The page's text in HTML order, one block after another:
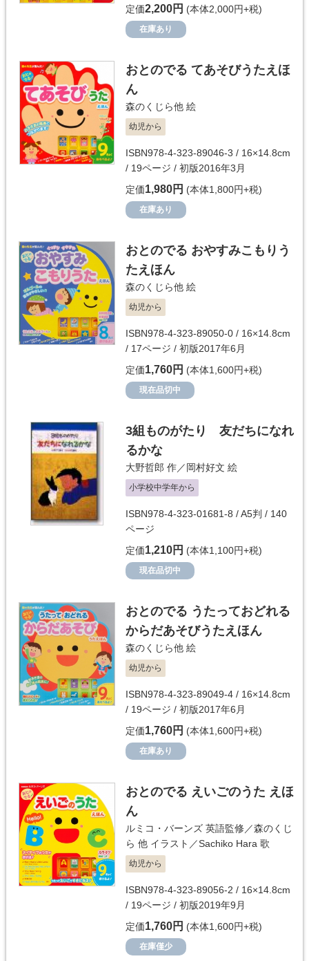
定価2,200円 (本体2,000円+税)
在庫あり
おとのでる てあそびうたえほ
ん
森のくじら他 絵
幼児から
ISBN978-4-323-89046-3 / 16×14.8cm
/ 19ページ / 初版2016年3月
定価1,980円 (本体1,800円+税)
在庫あり
おとのでる おやすみこもりう
たえほん
森のくじら他 絵
幼児から
ISBN978-4-323-89050-0 / 16×14.8cm
/ 17ページ / 初版2017年6月
定価1,760円 (本体1,600円+税)
現在品切中
3組ものがたり 友だちになれ
るかな
大野哲郎 作／ 岡村好文 絵
小学校中学年から
ISBN978-4-323-01681-8 / A5判 / 140
ページ
定価1,210円 (本体1,100円+税)
現在品切中
おとのでる うたっておどれる
からだあそびうたえほん
森のくじら他 絵
幼児から
ISBN978-4-323-89049-4 / 16×14.8cm
/ 19ページ / 初版2017年6月
定価1,760円 (本体1,600円+税)
在庫あり
おとのでる えいごのうた えほ
ん
ルミコ・バーンズ 英語監修／森のくじ
ら 他 イラスト／Sachiko Hara 歌
幼児から
ISBN978-4-323-89056-2 / 16×14.8cm
/ 19ページ / 初版2019年9月
定価1,760円 (本体1,600円+税)
在庫僅少